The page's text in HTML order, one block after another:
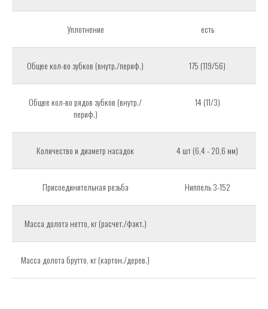
Уплотнение есть
Общее кол-во зубков (внутр./периф.) 175 (119/56)
Общее кол-во рядов зубков (внутр./
периф.)
14 (11/3)
Количество и диаметр насадок 4 шт (6,4 - 20,6 мм)
Присоединительная резьба Ниппель 3-152
Масса долота нетто, кг (расчет./факт.)
Масса долота брутто, кг (картон./дерев.)